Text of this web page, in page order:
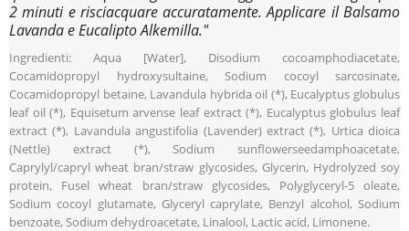
2 minuti e risciacquare accuratamente. Applicare il Balsamo
Lavanda e Eucalipto Alkemilla."
Ingredienti: Aqua [Water], Disodium cocoamphodiacetate,
Cocamidopropyl hydroxysultaine, Sodium cocoyl sarcosinate,
Cocamidopropyl betaine, Lavandula hybrida oil (*), Eucalyptus globulus
leaf oil (*), Equisetum arvense leaf extract (*), Eucalyptus globulus leaf
extract (*), Lavandula angustifolia (Lavender) extract (*), Urtica dioica
(Nettle) extract (*), Sodium sunflowerseedamphoacetate,
Caprylyl/capryl wheat bran/straw glycosides, Glycerin, Hydrolyzed soy
protein, Fusel wheat bran/straw glycosides, Polyglyceryl-5 oleate,
Sodium cocoyl glutamate, Glyceryl caprylate, Benzyl alcohol, Sodium
benzoate, Sodium dehydroacetate, Linalool, Lactic acid, Limonene.